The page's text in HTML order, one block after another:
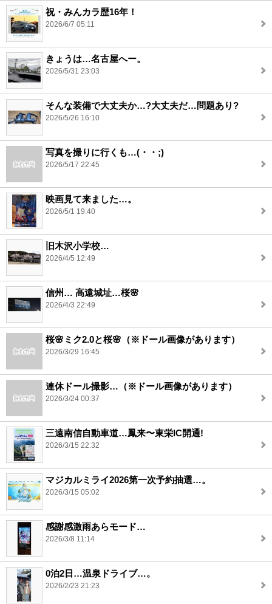
祝・みんカラ歴16年！
2026/6/7 05:11
きょうは…名古屋へー。
2026/5/31 23:03
そんな装備で大丈夫か…?大丈夫だ…問題あり?
2026/5/26 16:10
写真を撮りに行くも…(・・;)
2026/5/17 22:45
映画見て来ました…。
2026/5/1 19:40
旧木沢小学校…
2026/4/5 12:49
信州… 高遠城址…桜🌸
2026/4/3 22:49
桜🌸ミク2.0と桜🌸（※ドール画像があります）
2026/3/29 16:45
連休ドール撮影…（※ドール画像があります）
2026/3/24 00:37
三遠南信自動車道…鳳来〜東栄IC開通!
2026/3/15 22:32
マジカルミライ2026第一次予約抽選…。
2026/3/15 05:02
感謝感激雨あらモード…
2026/3/8 11:14
0泊2日…温泉ドライブ…。
2026/2/23 21:23